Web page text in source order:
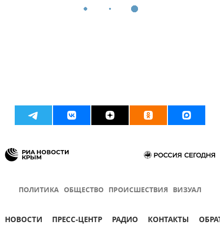
ПОЛИТИКА ОБЩЕСТВО ПРОИСШЕСТВИЯ ВИЗУАЛ
НОВОСТИ ПРЕСС-ЦЕНТР РАДИО КОНТАКТЫ